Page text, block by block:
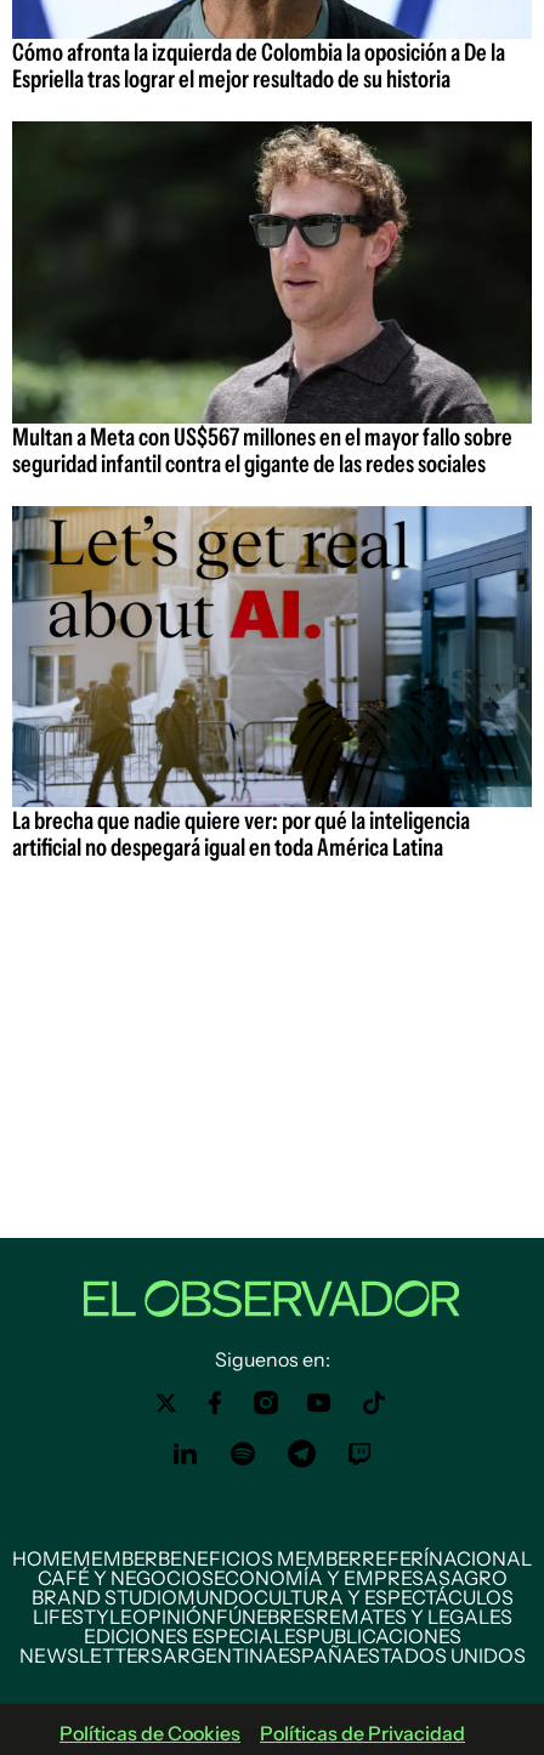
Cómo afronta la izquierda de Colombia la oposición a De la
Espriella tras lograr el mejor resultado de su historia
Multan a Meta con US$567 millones en el mayor fallo sobre
seguridad infantil contra el gigante de las redes sociales
La brecha que nadie quiere ver: por qué la inteligencia
artificial no despegará igual en toda América Latina
Siguenos en:
HOMEMEMBERBENEFICIOS MEMBERREFERÍNACIONAL
CAFÉ Y NEGOCIOSECONOMÍA Y EMPRESASAGRO
BRAND STUDIOMUNDOCULTURA Y ESPECTÁCULOS
LIFESTYLEOPINIÓNFÚNEBRESREMATES Y LEGALES
EDICIONES ESPECIALESPUBLICACIONES
NEWSLETTERSARGENTINAESPAÑAESTADOS UNIDOS
Políticas de Cookies Políticas de Privacidad